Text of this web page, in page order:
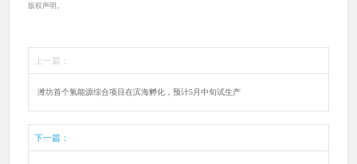
版权声明。
上一篇：
潍坊首个氢能源综合项目在滨海孵化，预计5月中旬试生产
下一篇：